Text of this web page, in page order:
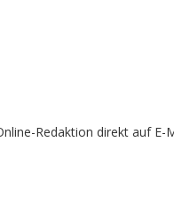
Redaktion direkt auf E-